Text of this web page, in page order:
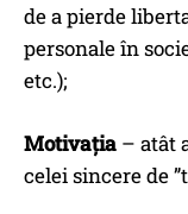
de a pierde
personale în
etc.);
Motivația – atât
celei sincere de